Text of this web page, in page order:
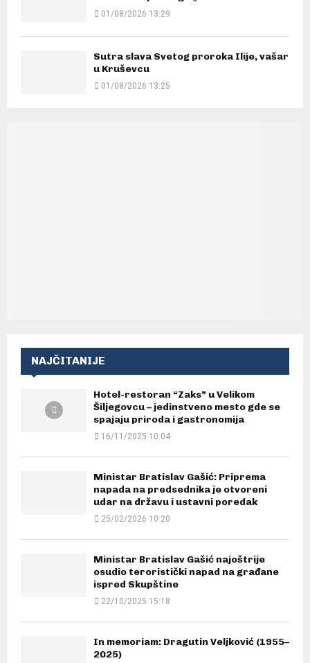
01/08/2026 13:29
Sutra slava Svetog proroka Ilije, vašar
u Kruševcu
01/08/2026 13:25
NAJČITANIJE
Hotel-restoran “Zaks” u Velikom
Šiljegovcu – jedinstveno mesto gde se
spajaju priroda i gastronomija
16/11/2025 10:04
Ministar Bratislav Gašić: Priprema
napada na predsednika je otvoreni
udar na državu i ustavni poredak
25/02/2026 10:20
Ministar Bratislav Gašić najoštrije
osudio teroristički napad na građane
ispred Skupštine
22/10/2025 15:18
In memoriam: Dragutin Veljković (1955–
2025)